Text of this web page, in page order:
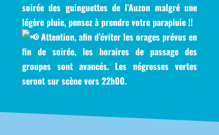
soirée des guinguettes de l’Auzon malgré une
légère pluie, pensez à prendre votre parapluie !!
Attention, afin d’éviter les orages prévus en
fin de soirée, les horaires de passage des
groupes sont avancés. Les négresses vertes
seront sur scène vers 22h00.